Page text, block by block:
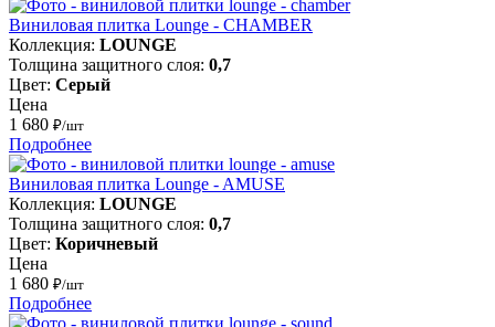
Виниловая плитка Lounge - CHAMBER
Коллекция: LOUNGE
Толщина защитного слоя: 0,7
Цвет: Серый
Цена
1 680 ₽/шт
Подробнее
Виниловая плитка Lounge - AMUSE
Коллекция: LOUNGE
Толщина защитного слоя: 0,7
Цвет: Коричневый
Цена
1 680 ₽/шт
Подробнее